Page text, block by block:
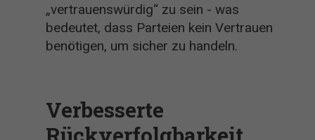
„vertrauenswürdig“ zu sein - was
bedeutet, dass Parteien kein Vertrauen
benötigen, um sicher zu handeln.
Verbesserte